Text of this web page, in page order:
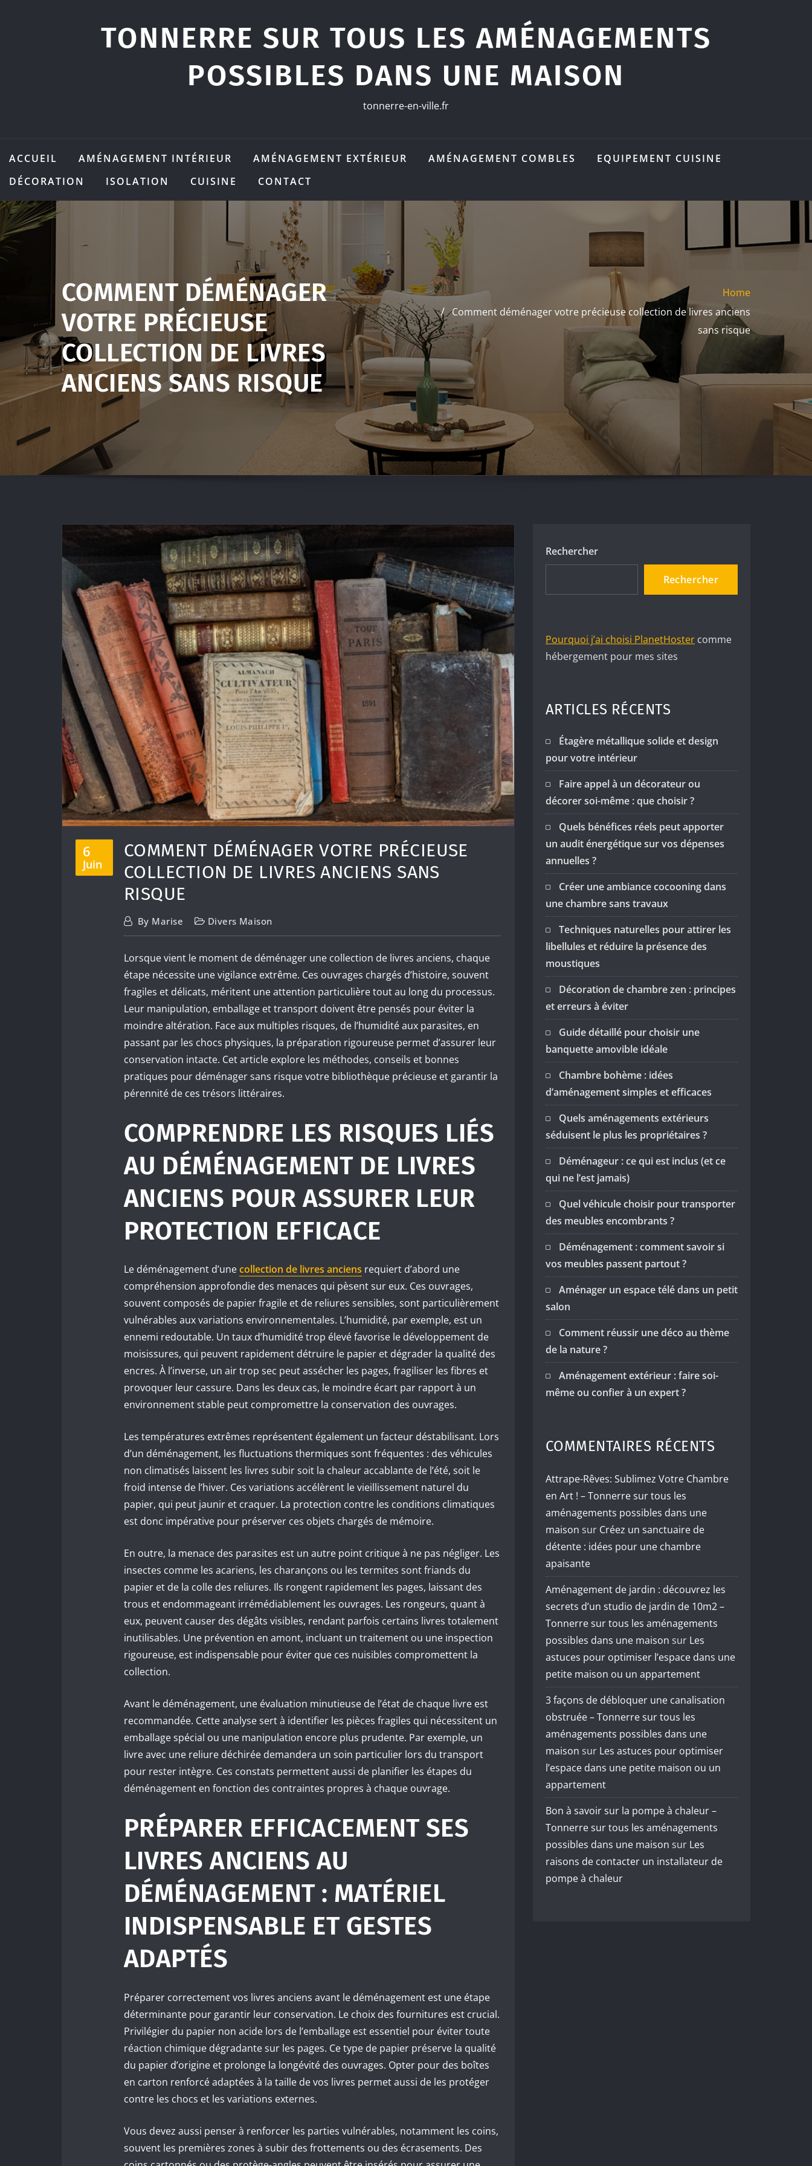
TONNERRE SUR TOUS LES AMÉNAGEMENTS
POSSIBLES DANS UNE MAISON
tonnerre-en-ville.fr
ACCUEIL AMÉNAGEMENT INTÉRIEUR AMÉNAGEMENT EXTÉRIEUR AMÉNAGEMENT COMBLES
EQUIPEMENT CUISINE
DÉCORATION
ISOLATION CUISINE CONTACT
COMMENT DÉMÉNAGER
VOTRE PRÉCIEUSE
COLLECTION DE LIVRES
ANCIENS SANS RISQUE
Home
Comment déménager votre précieuse collection de livres anciens
sans risque
6
Juin
COMMENT DÉMÉNAGER VOTRE PRÉCIEUSE
COLLECTION DE LIVRES ANCIENS SANS
RISQUE
By Marise Divers Maison
Lorsque vient le moment de déménager une collection de livres anciens, chaque
étape nécessite une vigilance extrême. Ces ouvrages chargés d’histoire, souvent
fragiles et délicats, méritent une attention particulière tout au long du processus.
Leur manipulation, emballage et transport doivent être pensés pour éviter la
moindre altération. Face aux multiples risques, de l’humidité aux parasites, en
passant par les chocs physiques, la préparation rigoureuse permet d’assurer leur
conservation intacte. Cet article explore les méthodes, conseils et bonnes
pratiques pour déménager sans risque votre bibliothèque précieuse et garantir la
pérennité de ces trésors littéraires.
COMPRENDRE LES RISQUES LIÉS
AU DÉMÉNAGEMENT DE LIVRES
ANCIENS POUR ASSURER LEUR
PROTECTION EFFICACE
Le déménagement d’unecollection de livres anciens requiert d’abord une
compréhension approfondie des menaces qui pèsent sur eux. Ces ouvrages,
souvent composés de papier fragile et de reliures sensibles, sont particulièrement
vulnérables aux variations environnementales. L’humidité, par exemple, est un
ennemi redoutable. Un taux d’humidité trop élevé favorise le développement de
moisissures, qui peuvent rapidement détruire le papier et dégrader la qualité des
encres. À l’inverse, un air trop sec peut assécher les pages, fragiliser les fibres et
provoquer leur cassure. Dans les deux cas, le moindre écart par rapport à un
environnement stable peut compromettre la conservation des ouvrages.
Les températures extrêmes représentent également un facteur déstabilisant. Lors
d’un déménagement, les fluctuations thermiques sont fréquentes : des véhicules
non climatisés laissent les livres subir soit la chaleur accablante de l’été, soit le
froid intense de l’hiver. Ces variations accélèrent le vieillissement naturel du
papier, qui peut jaunir et craquer. La protection contre les conditions climatiques
est donc impérative pour préserver ces objets chargés de mémoire.
En outre, la menace des parasites est un autre point critique à ne pas négliger. Les
insectes comme les acariens, les charançons ou les termites sont friands du
papier et de la colle des reliures. Ils rongent rapidement les pages, laissant des
trous et endommageant irrémédiablement les ouvrages. Les rongeurs, quant à
eux, peuvent causer des dégâts visibles, rendant parfois certains livres totalement
inutilisables. Une prévention en amont, incluant un traitement ou une inspection
rigoureuse, est indispensable pour éviter que ces nuisibles compromettent la
collection.
Avant le déménagement, une évaluation minutieuse de l’état de chaque livre est
recommandée. Cette analyse sert à identifier les pièces fragiles qui nécessitent un
emballage spécial ou une manipulation encore plus prudente. Par exemple, un
livre avec une reliure déchirée demandera un soin particulier lors du transport
pour rester intègre. Ces constats permettent aussi de planifier les étapes du
déménagement en fonction des contraintes propres à chaque ouvrage.
PRÉPARER EFFICACEMENT SES
LIVRES ANCIENS AU
DÉMÉNAGEMENT : MATÉRIEL
INDISPENSABLE ET GESTES
ADAPTÉS
Préparer correctement vos livres anciens avant le déménagement est une étape
déterminante pour garantir leur conservation. Le choix des fournitures est crucial.
Privilégier du papier non acide lors de l’emballage est essentiel pour éviter toute
réaction chimique dégradante sur les pages. Ce type de papier préserve la qualité
du papier d’origine et prolonge la longévité des ouvrages. Opter pour des boîtes
en carton renforcé adaptées à la taille de vos livres permet aussi de les protéger
contre les chocs et les variations externes.
Vous devez aussi penser à renforcer les parties vulnérables, notamment les coins,
souvent les premières zones à subir des frottements ou des écrasements. Des
Rechercher
Rechercher
Pourquoi j’ai choisi PlanetHoster comme
hébergement pour mes sites
ARTICLES RÉCENTS
Étagère métallique solide et design
pour votre intérieur
Faire appel à un décorateur ou
décorer soi-même : que choisir ?
Quels bénéfices réels peut apporter
un audit énergétique sur vos dépenses
annuelles ?
Créer une ambiance cocooning dans
une chambre sans travaux
Techniques naturelles pour attirer les
libellules et réduire la présence des
moustiques
Décoration de chambre zen : principes
et erreurs à éviter
Guide détaillé pour choisir une
banquette amovible idéale
Chambre bohème : idées
d’aménagement simples et efficaces
Quels aménagements extérieurs
séduisent le plus les propriétaires ?
Déménageur : ce qui est inclus (et ce
qui ne l’est jamais)
Quel véhicule choisir pour transporter
des meubles encombrants ?
Déménagement : comment savoir si
vos meubles passent partout ?
Aménager un espace télé dans un petit
salon
Comment réussir une déco au thème
de la nature ?
Aménagement extérieur : faire soi-
même ou confier à un expert ?
COMMENTAIRES RÉCENTS
Attrape-Rêves: Sublimez Votre Chambre
en Art ! – Tonnerre sur tous les
aménagements possibles dans une
maison sur Créez un sanctuaire de
détente : idées pour une chambre
apaisante
Aménagement de jardin : découvrez les
secrets d’un studio de jardin de 10m2 –
Tonnerre sur tous les aménagements
possibles dans une maison sur Les
astuces pour optimiser l’espace dans une
petite maison ou un appartement
3 façons de débloquer une canalisation
obstruée – Tonnerre sur tous les
aménagements possibles dans une
maison sur Les astuces pour optimiser
l’espace dans une petite maison ou un
appartement
Bon à savoir sur la pompe à chaleur –
Tonnerre sur tous les aménagements
possibles dans une maison sur Les
raisons de contacter un installateur de
pompe à chaleur